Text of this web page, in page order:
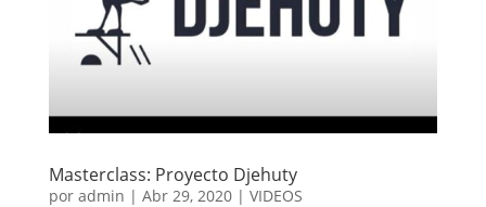
Masterclass: Proyecto Djehuty
por admin | Abr 29, 2020| VIDEOS